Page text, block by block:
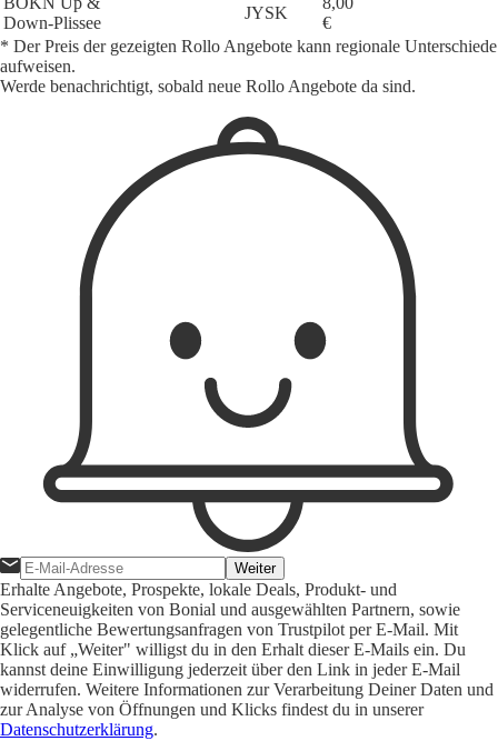
Down-Plissee
JYSK
€
* Der Preis der gezeigten Rollo Angebote kann regionale Unterschiede
aufweisen.
Werde benachrichtigt, sobald neue Rollo Angebote da sind.
Weiter
Erhalte Angebote, Prospekte, lokale Deals, Produkt- und
Serviceneuigkeiten von Bonial und ausgewählten Partnern, sowie
gelegentliche Bewertungsanfragen von Trustpilot per E-Mail. Mit
Klick auf „Weiter" willigst du in den Erhalt dieser E-Mails ein. Du
kannst deine Einwilligung jederzeit über den Link in jeder E-Mail
widerrufen. Weitere Informationen zur Verarbeitung Deiner Daten und
zur Analyse von Öffnungen und Klicks findest du in unserer
Datenschutzerklärung.